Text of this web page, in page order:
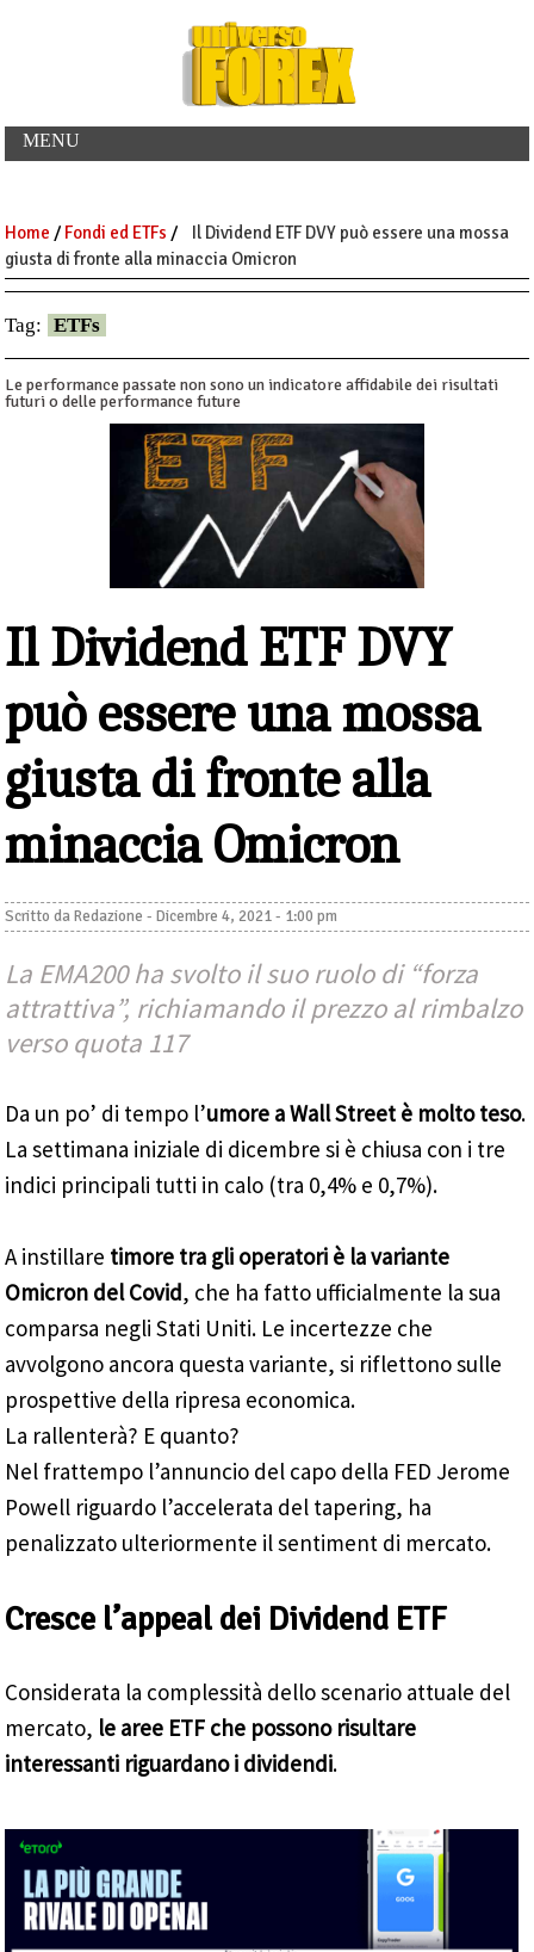
MENU
Home / Fondi ed ETFs /
Il Dividend ETF DVY può essere una mossa
giusta di fronte alla minaccia Omicron
Tag: ETFs
Le performance passate non sono un indicatore affidabile dei risultati
futuri o delle performance future
Il Dividend ETF DVY
può essere una mossa
giusta di fronte alla
minaccia Omicron
Scritto daRedazione -Dicembre 4, 2021 - 1:00 pm
La EMA200 ha svolto il suo ruolo di “forza
attrattiva”, richiamando il prezzo al rimbalzo
verso quota 117
Da un po’ di tempo l’umore a Wall Street è molto teso.
La settimana iniziale di dicembre si è chiusa con i tre
indici principali tutti in calo (tra 0,4% e 0,7%).
A instillare timore tra gli operatori è la variante
Omicron del Covid, che ha fatto ufficialmente la sua
comparsa negli Stati Uniti. Le incertezze che
avvolgono ancora questa variante, si riflettono sulle
prospettive della ripresa economica.
La rallenterà? E quanto?
Nel frattempo l’annuncio del capo della FED Jerome
Powell riguardo l’accelerata del tapering, ha
penalizzato ulteriormente il sentiment di mercato.
Cresce l’appeal dei Dividend ETF
Considerata la complessità dello scenario attuale del
mercato, le aree ETF che possono risultare
interessanti riguardano i dividendi.